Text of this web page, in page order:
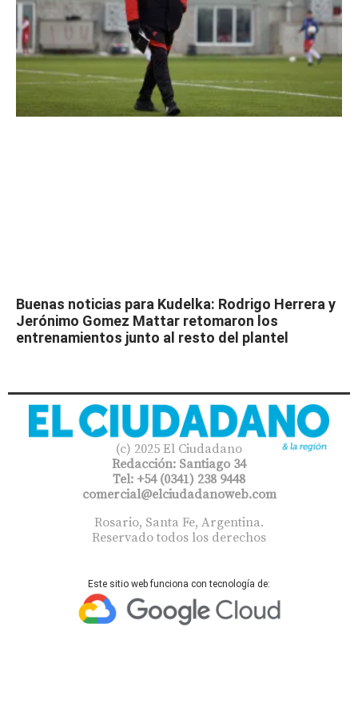
Buenas noticias para Kudelka: Rodrigo Herrera y
Jerónimo Gomez Mattar retomaron los
entrenamientos junto al resto del plantel
(c) 2025 El Ciudadano
Redacción: Santiago 34
Tel: +54 (0341) 238 9448
comercial@elciudadanoweb.com​
Rosario, Santa Fe, Argentina.
Reservado todos los derechos
Este sitio web funciona con tecnología de: